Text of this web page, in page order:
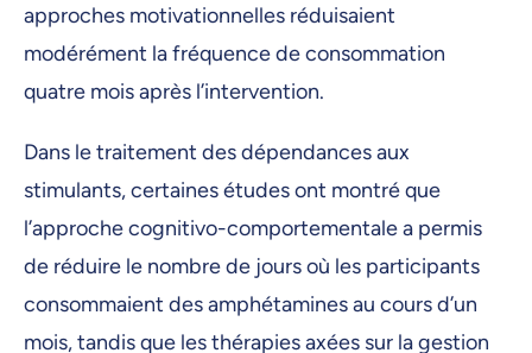
approches motivationnelles réduisaient
modérément la fréquence de consommation
quatre mois après l’intervention.
Dans le traitement des dépendances aux
stimulants, certaines études ont montré que
l’approche cognitivo-comportementale a permis
de réduire le nombre de jours où les participants
consommaient des amphétamines au cours d’un
mois, tandis que les thérapies axées sur la gestion